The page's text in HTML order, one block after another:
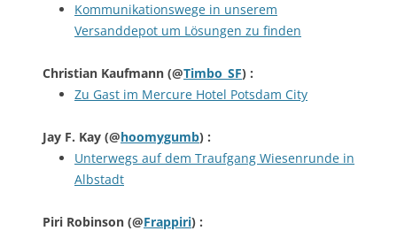
Kommunikationswege in unserem
Versanddepot um Lösungen zu finden
Christian Kaufmann (@Timbo_SF) :
Zu Gast im Mercure Hotel Potsdam City
Jay F. Kay (@hoomygumb) :
Unterwegs auf dem Traufgang Wiesenrunde in
Albstadt
Piri Robinson (@Frappiri) :